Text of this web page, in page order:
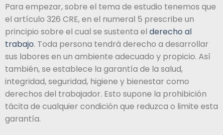
Para empezar, sobre el tema de estudio tenemos que
el artículo 326 CRE, en el numeral 5 prescribe un
principio sobre el cual se sustenta el derecho al
trabajo. Toda persona tendrá derecho a desarrollar
sus labores en un ambiente adecuado y propicio. Así
también, se establece la garantía de la salud,
integridad, seguridad, higiene y bienestar como
derechos del trabajador. Esto supone la prohibición
tácita de cualquier condición que reduzca o limite esta
garantía.